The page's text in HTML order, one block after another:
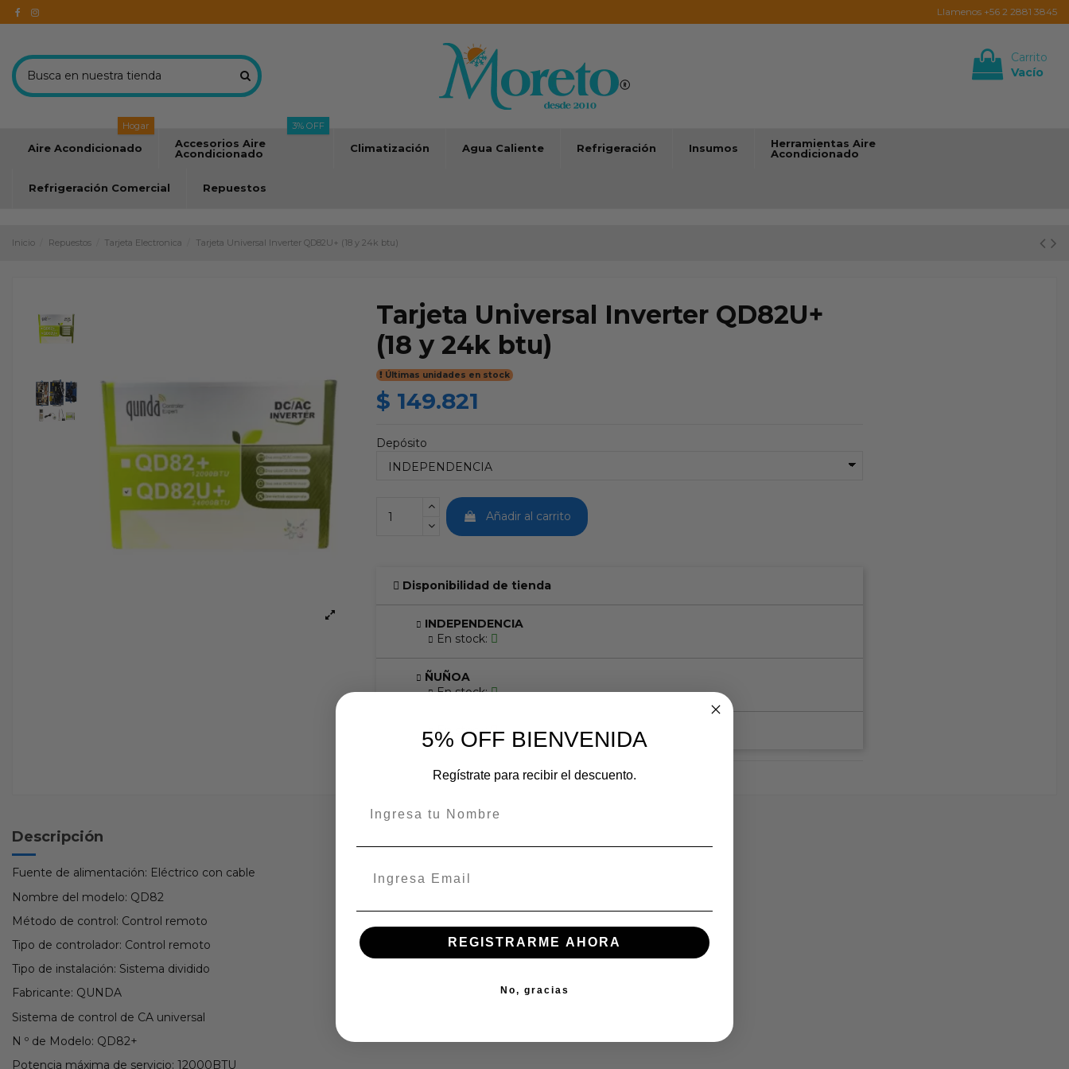
Llamenos +56 2 2881 3845
Carrito
Vacío
Aire Acondicionado
Hogar
Accesorios Aire
Acondicionado
3% OFF
Climatización Agua Caliente Refrigeración Insumos
Herramientas Aire
Acondicionado
Refrigeración Comercial Repuestos
Inicio Repuestos Tarjeta Electronica Tarjeta Universal Inverter QD82U+ (18 y 24k btu)
Tarjeta Universal Inverter QD82U+
(18 y 24k btu)
Últimas unidades en stock
$ 149.821
Depósito
Añadir al carrito
Disponibilidad de tienda
INDEPENDENCIA
En stock:
ÑUÑOA
En stock:
En stock:
Descripción
Fuente de alimentación: Eléctrico con cable
Nombre del modelo: QD82
Método de control: Control remoto
Tipo de controlador: Control remoto
Tipo de instalación: Sistema dividido
Fabricante: QUNDA
Sistema de control de CA universal
N º de Modelo: QD82+
Potencia máxima de servicio: 12000BTU
5% OFF BIENVENIDA
Regístrate para recibir el descuento.
REGISTRARME AHORA
No, gracias